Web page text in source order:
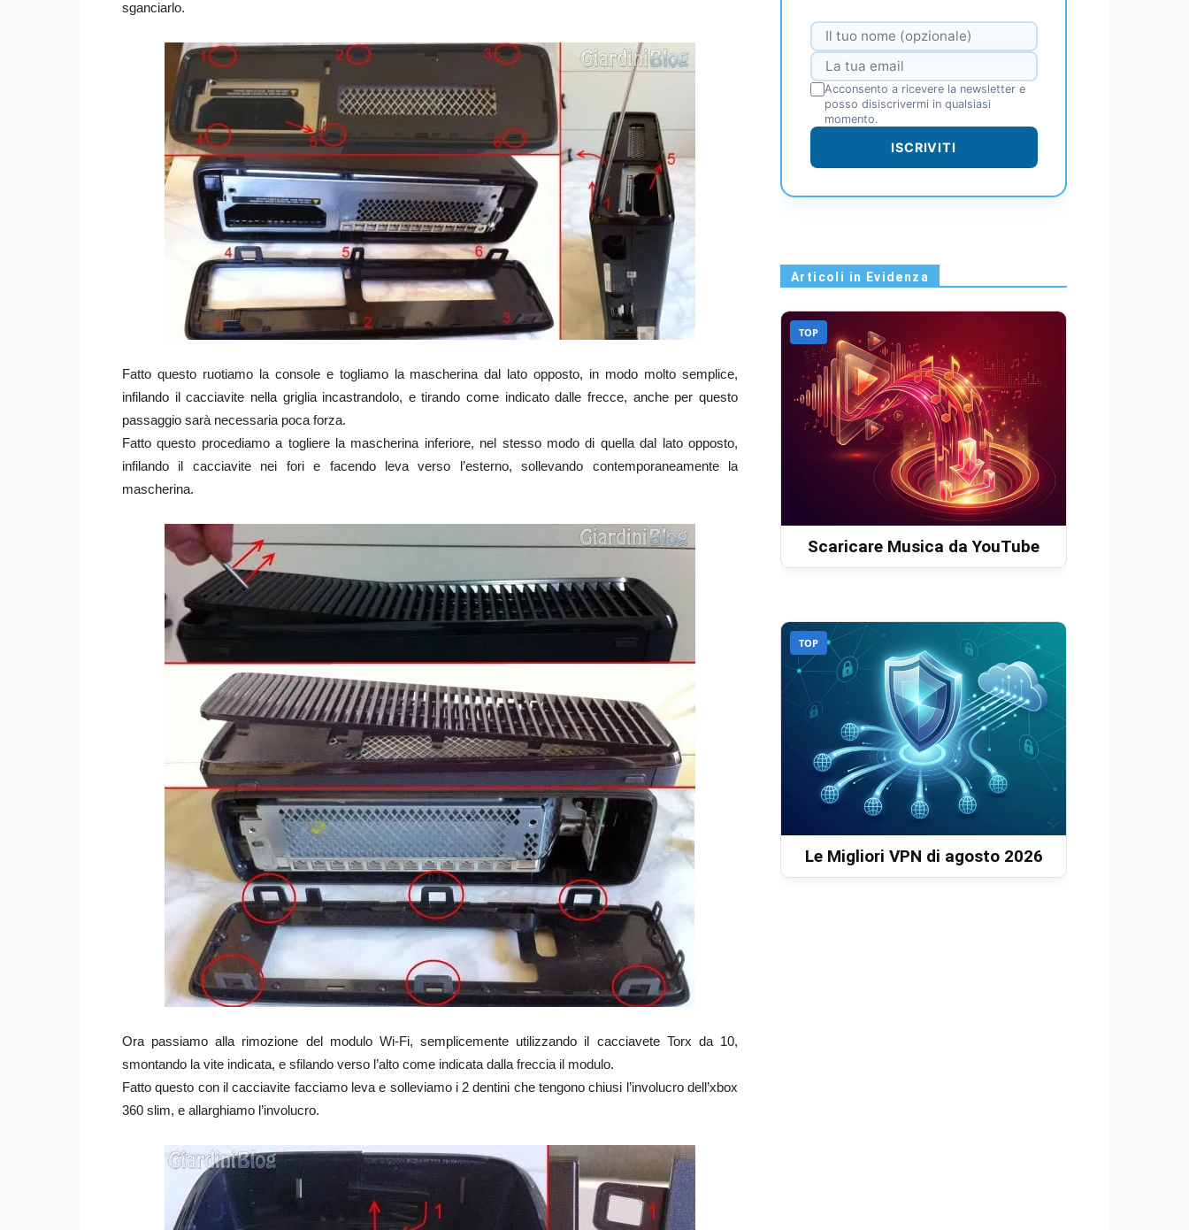
sganciarlo.
Fatto questo ruotiamo la console e togliamo la mascherina dal lato opposto, in modo molto semplice,
infilando il cacciavite nella griglia incastrandolo, e tirando come indicato dalle frecce, anche per questo
passaggio sarà necessaria poca forza.
Fatto questo procediamo a togliere la mascherina inferiore, nel stesso modo di quella dal lato opposto,
infilando il cacciavite nei fori e facendo leva verso l’esterno, sollevando contemporaneamente la
mascherina.
Ora passiamo alla rimozione del modulo Wi-Fi, semplicemente utilizzando il cacciavete Torx da 10,
smontando la vite indicata, e sfilando verso l’alto come indicata dalla freccia il modulo.
Fatto questo con il cacciavite facciamo leva e solleviamo i 2 dentini che tengono chiusi l’involucro dell’xbox
360 slim, e allarghiamo l’involucro.
Acconsento a ricevere la newsletter e
posso disiscrivermi in qualsiasi
momento.
ISCRIVITI
Articoli in Evidenza
TOP
Scaricare Musica da YouTube
TOP
Le Migliori VPN di agosto 2026